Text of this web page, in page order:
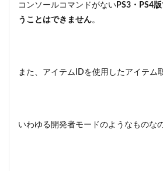
コンソールコマンドがない PS3・PS4
うことはできません。
また、アイテムIDを使用したアイテム
いわゆる開発者モードのようなものな